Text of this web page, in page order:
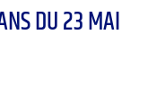
DU 23 MAI